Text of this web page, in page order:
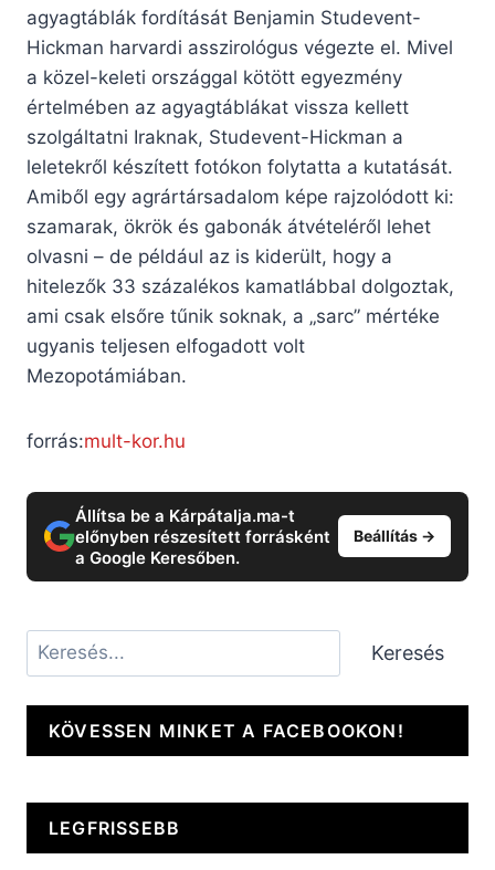
agyagtáblák fordítását Benjamin Studevent-
Hickman harvardi asszirológus végezte el. Mivel
a közel-keleti országgal kötött egyezmény
értelmében az agyagtáblákat vissza kellett
szolgáltatni Iraknak, Studevent-Hickman a
leletekről készített fotókon folytatta a kutatását.
Amiből egy agrártársadalom képe rajzolódott ki:
szamarak, ökrök és gabonák átvételéről lehet
olvasni – de például az is kiderült, hogy a
hitelezők 33 százalékos kamatlábbal dolgoztak,
ami csak elsőre tűnik soknak, a „sarc” mértéke
ugyanis teljesen elfogadott volt
Mezopotámiában.
forrás:mult-kor.hu
Állítsa be a Kárpátalja.ma-t
előnyben részesített forrásként
a Google Keresőben.
Beállítás →
Keresés Keresés
KÖVESSEN MINKET A FACEBOOKON!
LEGFRISSEBB